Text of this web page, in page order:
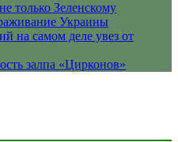
только Зеленскому
Украины
на самом деле увез от
залпа «Цирконов»